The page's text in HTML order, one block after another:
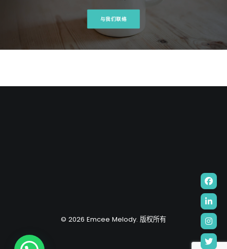
与我们联络
© 2026 Emcee Melody. 版权所有